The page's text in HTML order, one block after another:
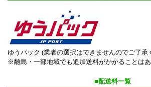
ゆうパック (業者の選択はできませんのでご了承
※離島・一部地域でも追加送料がかかることはあ
■配送料一覧